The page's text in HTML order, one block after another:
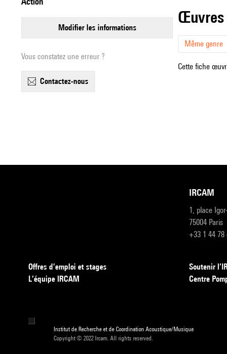
modifier les informations
Vous constatez une erreur ?
contactez-nous
Même genre
Cette fiche
IRCAM
1, place
75004 Paris
+33 1 44 78
Offres d’emploi et stages
L’équipe IRCAM
Soutenir
Centre
Institut de Recherche et de Coordination Acoustique/Musique
Copyright © 2022 Ircam. All rights reserved.